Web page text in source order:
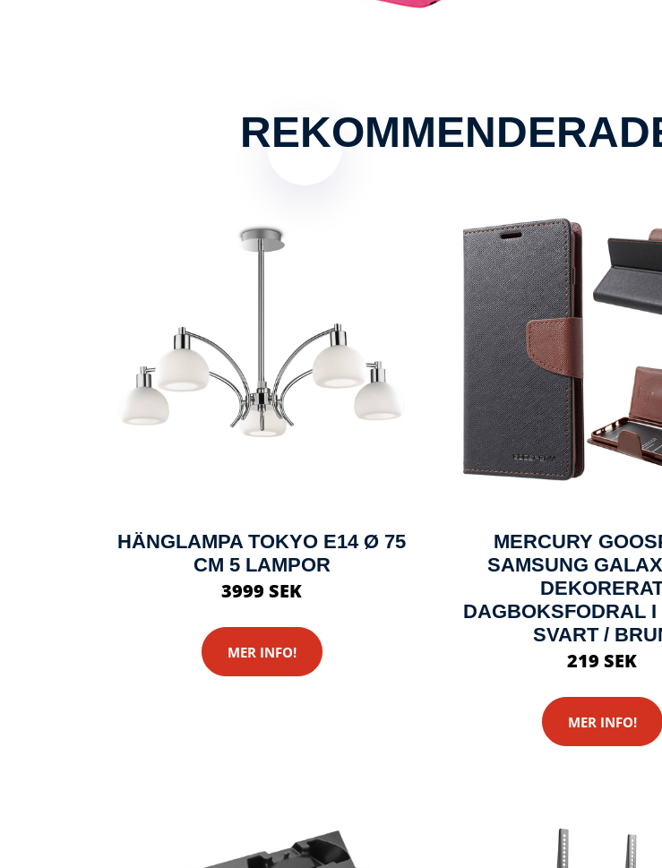
HÄNGLAMPA TOKYO E14 Ø 75
CM 5 LAMPOR
3999 SEK
MER INFO!
MERCURY
SAMSUNG
DAGBOKSFODRAL
SVART /
219 SEK
MER INFO!